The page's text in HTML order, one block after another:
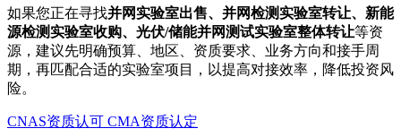
如果您正在寻找并网实验室出售、并网检测实验室转让、新能
源检测实验室收购、光伏/储能并网测试实验室整体转让等资
源，建议先明确预算、地区、资质要求、业务方向和接手周
期，再匹配合适的实验室项目，以提高对接效率，降低投资风
险。
CNAS资质认可 CMA资质认定